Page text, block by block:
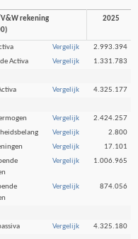
rekening
2025
Vergelijk
2.993.394
Activa
Vergelijk 1.331.783
Vergelijk 4.325.177
Vergelijk
2.424.257
Vergelijk
2.800
Vergelijk
17.101
Vergelijk 1.006.965
Vergelijk 874.056
Vergelijk 4.325.180